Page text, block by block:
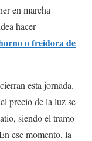
en marcha
hacer
o freidora de
esta jornada.
precio de la luz se
siendo el tramo
ese momento, la